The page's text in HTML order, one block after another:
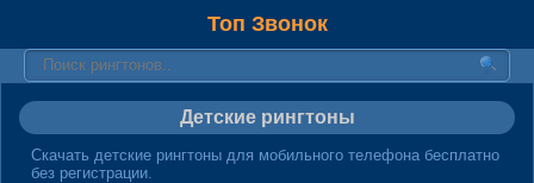
Топ Звонок
Детские рингтоны
Скачать детские рингтоны для мобильного телефона бесплатно
без регистрации.